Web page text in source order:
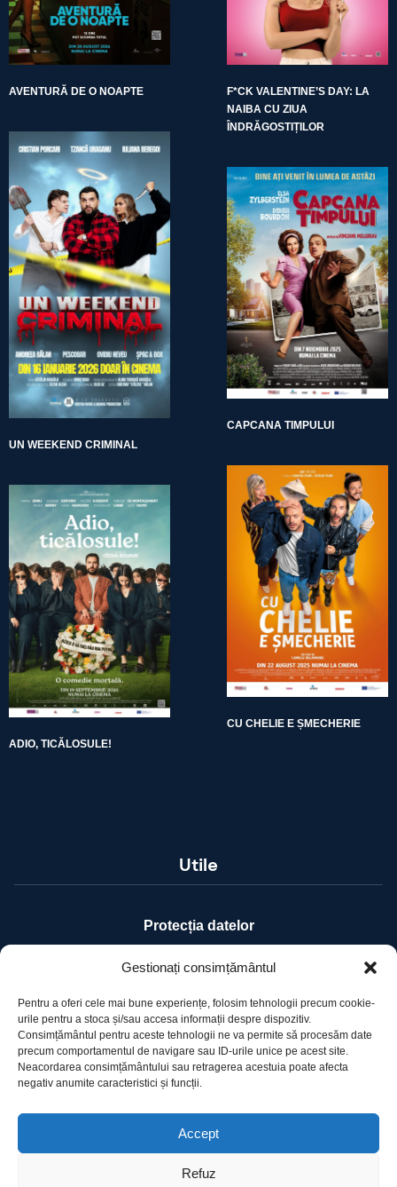
Gestionați consimțământul
Pentru a oferi cele mai bune experiențe, folosim tehnologii precum cookie-
urile pentru a stoca și/sau accesa informații despre dispozitiv.
Consimțământul pentru aceste tehnologii ne va permite să procesăm date
precum comportamentul de navigare sau ID-urile unice pe acest site.
Neacordarea consimțământului sau retragerea acestuia poate afecta
negativ anumite caracteristici și funcții.
Accept
Refuz
AVENTURĂ DE O NOAPTE
F*CK VALENTINE’S DAY: LA
NAIBA CU ZIUA
ÎNDRĂGOSTIȚILOR
UN WEEKEND CRIMINAL
CAPCANA TIMPULUI
ADIO, TICĂLOSULE!
CU CHELIE E ȘMECHERIE
Utile
Protecția datelor
Declarație cookie-uri
Contact
Ro Image SRL
Strada Mihai Eminescu, nr. 142, et.7, ap. 23,
office@roimage.ro